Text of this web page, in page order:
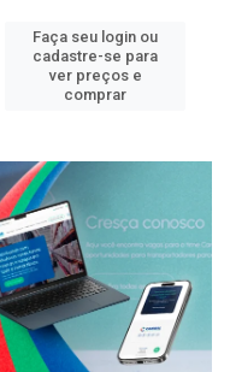
Faça seu login ou
cadastre-se para
ver preços e
comprar